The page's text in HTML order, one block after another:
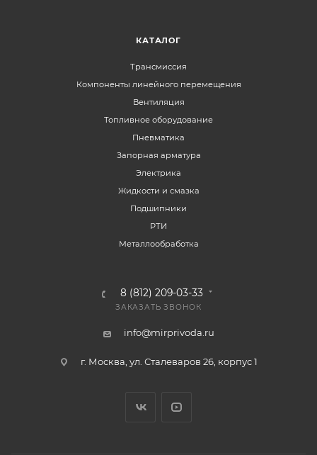
КАТАЛОГ
Трансмиссия
Компоненты линейного перемещения
Вентиляция
Топливное оборудование
Пневматика
Запорная арматура
Электрика
Жидкости и смазка
Подшипники
РТИ
Металлообработка
8 (812) 209-03-33
ЗАКАЗАТЬ ЗВОНОК
info@mirprivoda.ru
г. Москва, ул. Сталеваров 26, корпус 1